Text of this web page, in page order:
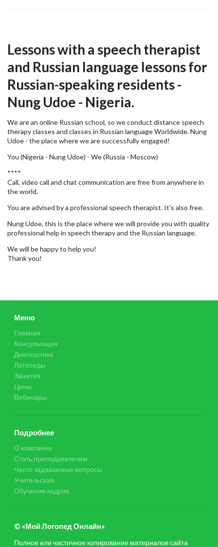
Lessons with a speech therapist
and Russian language lessons for
Russian-speaking residents -
Nung Udoe - Nigeria.
We are an online Russian school, so we conduct distance speech
therapy classes and classes in Russian language Worldwide. Nung
Udoe - the place where we are successfully engaged!
You (Nigeria - Nung Udoe) - We (Russia - Moscow)
****
Call, video call and chat communication are free from anywhere in
the world.
You are advised by a professional speech therapist. It's also free.
Nung Udoe, this is the place where we will provide you with quality
professional help in speech therapy and the Russian language.
We will be happy to help you!
Thank you!
Меню
Главная
Консультация
Диагностика
Логопеды
Занятия
Цены
Вебинары
Подробнее
О компании
Стать преподавателем
Часто задаваемые вопросы
Учительская
Обучение кадров
© «Мой Логопед Онлайн»
Полное или частичное копирование материалов сайта